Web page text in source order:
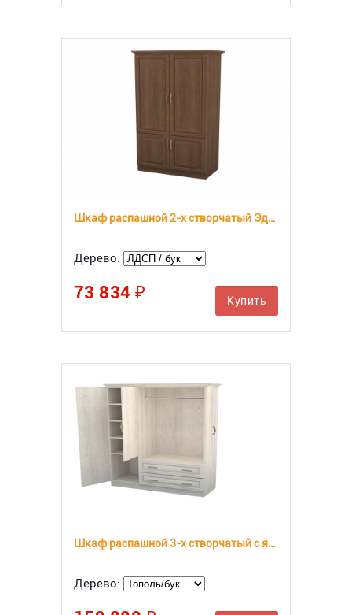
Шкаф распашной 2-х створчатый Эдем Комби ЛДСП
Дерево:
73 834 ₽ Купить
Шкаф распашной 3-х створчатый с ящиками Эдем Комби Тополь
Дерево: